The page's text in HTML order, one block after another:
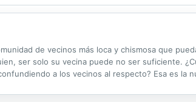
de vecinos más loca y chismosa que
ser solo su vecina puede no ser suficiente.
a los vecinos al respecto? Esa es la